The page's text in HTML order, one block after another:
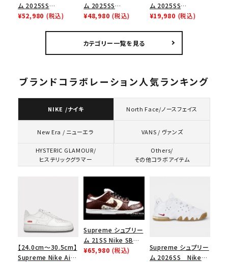
ム 2025SS
Bandana Football
¥52,980 (税込)
ム 2025SS
Backpack バックパッ
¥48,980 (税込)
ム 2025SS
Homerun Tee ホー
¥19,980 (税込)
カテゴリー一覧を見る
ブランドコラボレーション人気ランキング
NIKE /ナイキ North Face/ノースフェイス
New Era / ニューエラ VANS / ヴァンズ
HYSTERIC GLAMOUR/
ヒステリックグラマー
Others/
その他コラボアイテム
【24.0cm～30.5cm】
Supreme Nike Air
Supreme シュプリー
ム 21SS Nike SB
Dunk Low ナイキSB
¥65,980 (税込)
Supreme シュプリー
ム 2026SS Nike